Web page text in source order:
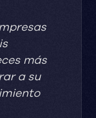
más
a su